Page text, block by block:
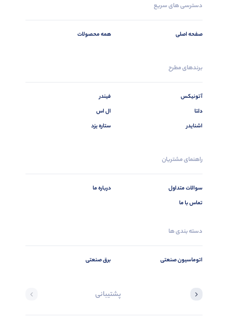
دسترسی های سریع
صفحه اصلی همه محصولات
برندهای مطرح
آتونیکس
دلتا
اشنایدر
فیندر
ال اس
ستاره یزد
راهنمای مشتریان
سوالات متداول
تماس با ما
درباره ما
دسته بندی ها
اتوماسیون صنعتی برق صنعتی
پشتیبانی